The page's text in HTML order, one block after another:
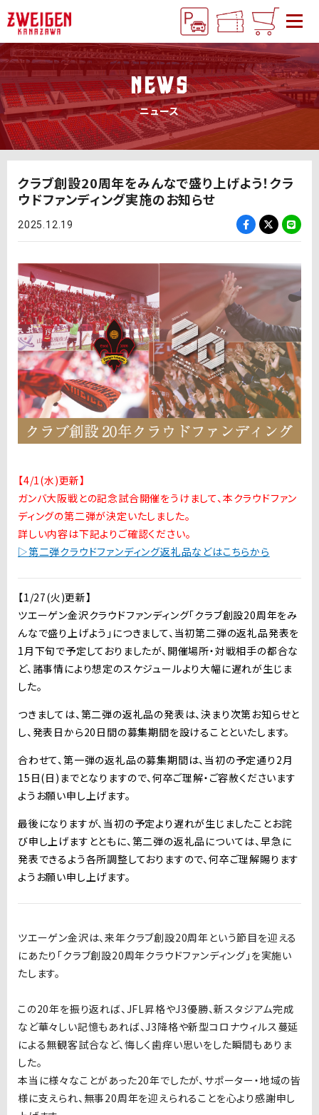
NEWS
ニュース
クラブ創設20周年をみんなで盛り上げよう！クラ
ウドファンディング実施のお知らせ
2025.12.19
【4/1(水)更新】
ガンバ大阪戦との記念試合開催をうけまして、本クラウドファン
ディングの第二弾が決定いたしました。
詳しい内容は下記よりご確認ください。
▷第二弾クラウドファンディング返礼品などはこちらから
【1/27(火)更新】
ツエーゲン金沢クラウドファンディング「クラブ創設20周年をみ
んなで盛り上げよう」につきまして、当初第二弾の返礼品発表を
1月下旬で予定しておりましたが、開催場所・対戦相手の都合な
ど、諸事情により想定のスケジュールより大幅に遅れが生じま
した。
つきましては、第二弾の返礼品の発表は、決まり次第お知らせと
し、発表日から20日間の募集期間を設けることといたします。
合わせて、第一弾の返礼品の募集期間は、当初の予定通り2月
15日(日)までとなりますので、何卒ご理解・ご容赦くださいます
ようお願い申し上げます。
最後になりますが、当初の予定より遅れが生じましたことお詫
び申し上げますとともに、第二弾の返礼品については、早急に
発表できるよう各所調整しておりますので、何卒ご理解賜ります
ようお願い申し上げます。
ツエーゲン金沢は、来年クラブ創設20周年という節目を迎える
にあたり「クラブ創設20周年クラウドファンディング」を実施い
たします。
この20年を振り返れば、JFL昇格やJ3優勝、新スタジアム完成
など華々しい記憶もあれば、J3降格や新型コロナウィルス蔓延
による無観客試合など、悔しく歯痒い思いをした瞬間もありま
した。
本当に様々なことがあった20年でしたが、サポーター・地域の皆
様に支えられ、無事20周年を迎えられることを心より感謝申し